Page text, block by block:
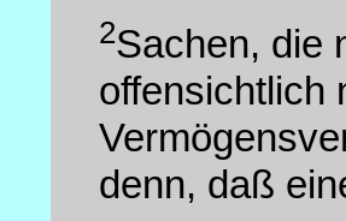
2Sachen, die
offensichtlich
denn, daß